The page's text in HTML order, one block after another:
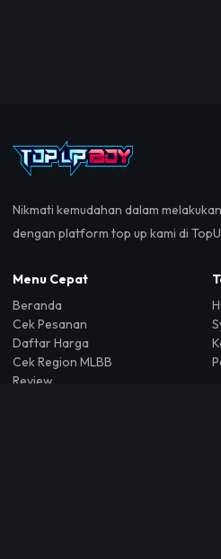
Nikmati kemudahan dalam
dengan platform top up kami di
Menu Cepat
Beranda
Cek Pesanan
Daftar Harga
Cek Region MLBB
Review